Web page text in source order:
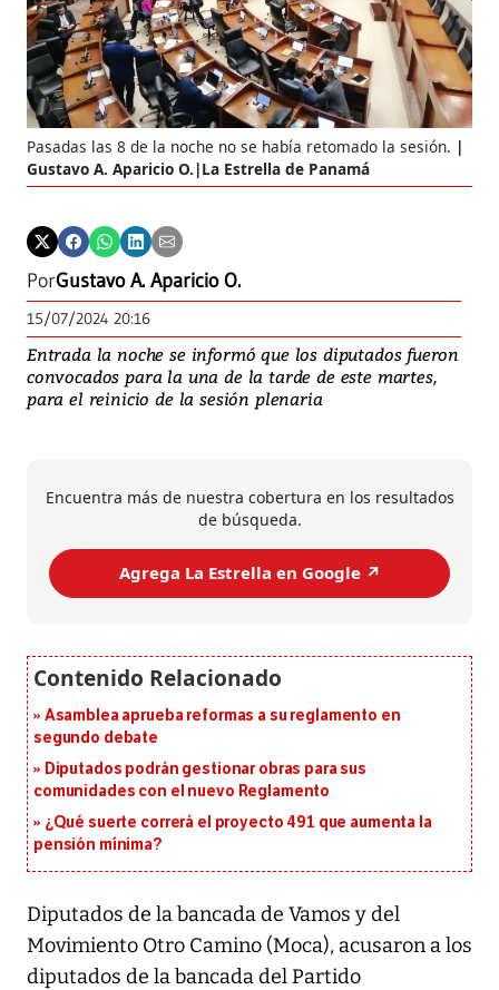
Pasadas las 8 de la noche no se había retomado la sesión.
Gustavo A. Aparicio O.|La Estrella de Panamá
PorGustavo A. Aparicio O.
15/07/2024 20:16
Entrada la noche se informó que los diputados fueron
convocados para la una de la tarde de este martes,
para el reinicio de la sesión plenaria
Encuentra más de nuestra cobertura en los resultados
de búsqueda.
Agrega La Estrella en Google ↗️
Asamblea aprueba reformas a su reglamento en
segundo debate
Diputados podrán gestionar obras para sus
comunidades con el nuevo Reglamento
¿Qué suerte correrá el proyecto 491 que aumenta la
pensión mínima?
Diputados de la bancada de Vamos y del
Movimiento Otro Camino (Moca), acusaron a los
diputados de la bancada del Partido